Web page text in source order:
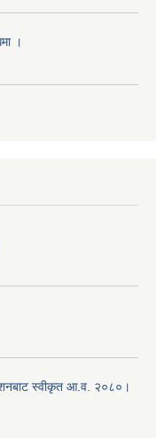
।
स्वीकृत आ.व. २०८०।